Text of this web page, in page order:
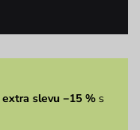
extra slevu −15 %s